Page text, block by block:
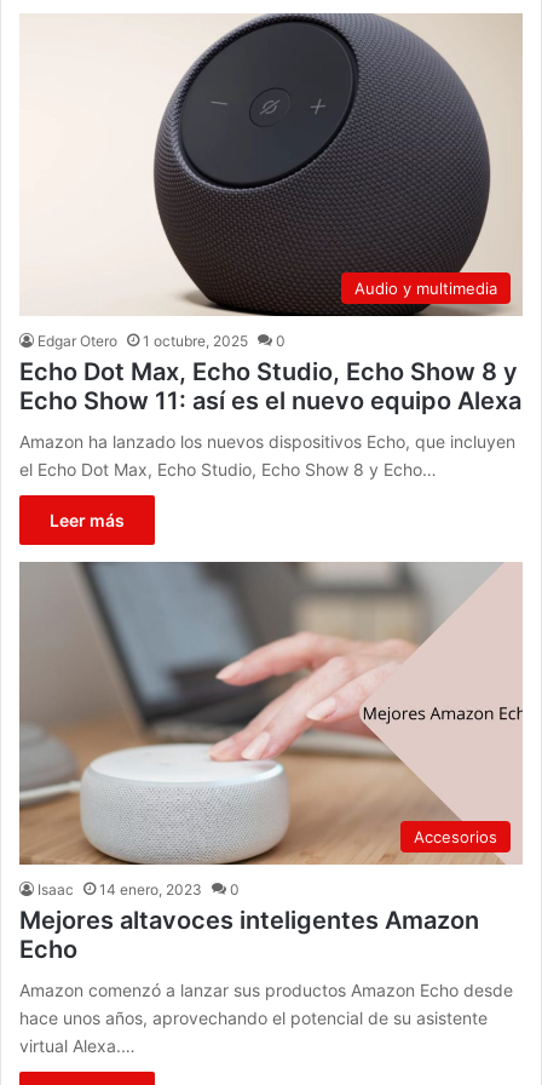
Audio y multimedia
Edgar Otero 1 octubre, 2025 0
Echo Dot Max, Echo Studio, Echo Show 8 y
Echo Show 11: así es el nuevo equipo Alexa
Amazon ha lanzado los nuevos dispositivos Echo, que incluyen
el Echo Dot Max, Echo Studio, Echo Show 8 y Echo…
Leer más
Accesorios
Isaac 14 enero, 2023 0
Mejores altavoces inteligentes Amazon
Echo
Amazon comenzó a lanzar sus productos Amazon Echo desde
hace unos años, aprovechando el potencial de su asistente
virtual Alexa.…